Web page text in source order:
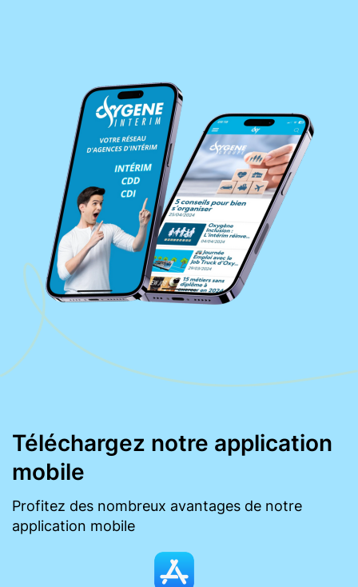
Téléchargez notre application
mobile
Profitez des nombreux avantages de notre
application mobile